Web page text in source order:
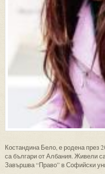
Костандина Бело, е родена през
са българи от Албания. Живели
Завършва “Право” в Софийски